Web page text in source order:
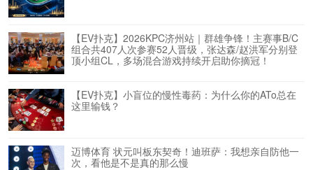
【EV扑克】2026KPC济州站｜群雄争锋！主赛事B/C
组合共407人次参赛52人晋级，张达森/赵洪军分别登
顶小组CL，多场混合游戏持续开启助你摘冠！
【EV扑克】小盲位的慢性毒药：为什么你的ATo总在
这里输钱？
迈博体育 状元叫板东契奇！迪班萨：我想亲自防他一
次，看他是不是真的那么慢